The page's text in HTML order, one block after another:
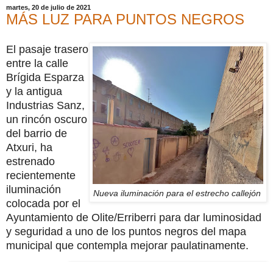
martes, 20 de julio de 2021
MÁS LUZ PARA PUNTOS NEGROS
Nueva iluminación para el estrecho callejón
El pasaje trasero
entre la calle
Brígida Esparza
y la antigua
Industrias Sanz,
un rincón oscuro
del barrio de
Atxuri, ha
estrenado
recientemente
iluminación
colocada por el
Ayuntamiento de Olite/Erriberri para dar luminosidad
y seguridad a uno de los puntos negros del mapa
municipal que contempla mejorar paulatinamente.